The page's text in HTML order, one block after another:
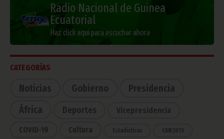
Radio Nacional de Guinea
Ecuatorial
Haz click aquí para escuchar ahora
CATEGORÍAS
Noticias Gobierno
Presidencia
África
Deportes Vicepresidencia
COVID-19 Cultura Estadísticas CAN 2015